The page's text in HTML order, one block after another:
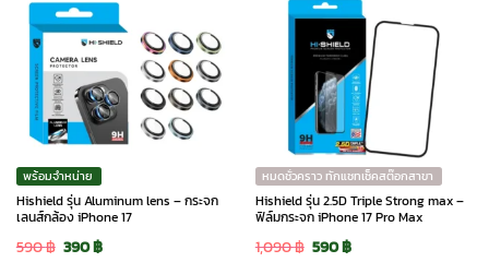
multiple
variants.
The
options
may
be
chosen
on
the
product
multiple
variants.
options
chosen
on
the
product
พร้อมจำหน่าย
Hishield รุ่น Aluminum lens – กระจก
เลนส์กล้อง iPhone 17
590฿ Original
390฿Current
หมดชั่วคราว ทักแชทเช็คสต๊อกสาขา
Hishield รุ่น 2.5D Triple Strong max –
ฟิล์มกระจก iPhone 17 Pro Max
1,090฿ Original
590฿Current